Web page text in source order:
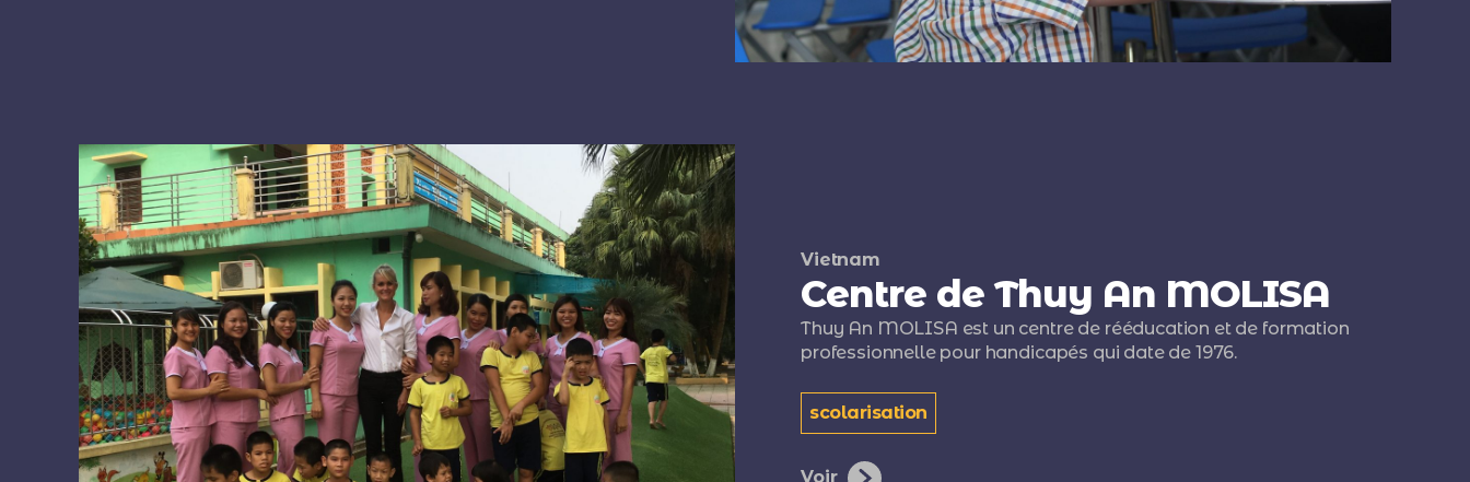
Vietnam
Centre de Thuy An MOLISA
Thuy An MOLISA est un centre de rééducation et de formation
professionnelle pour handicapés qui date de 1976.
scolarisation
Voir